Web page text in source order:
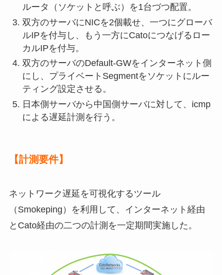
ルータ（ソケットと呼ぶ）を1台づつ配置。
双方のサーバにNICを2個載せ、一つにグローバ
ルIPを付与し、もう一方にCatoにつなげるロー
カルIPを付与。
双方のサーバのDefault-GWをインターネット側
にし、プライベートSegmentをソケットにルー
ティング設定させる。
日本側サーバから中国側サーバに対して、icmp
による遅延計測を行う。
【計測要件】
ネットワーク遅延を可視化するツール
（Smokeping）を利用して、インターネット経由
とCato経由の二つの計測を一定期間実施した。